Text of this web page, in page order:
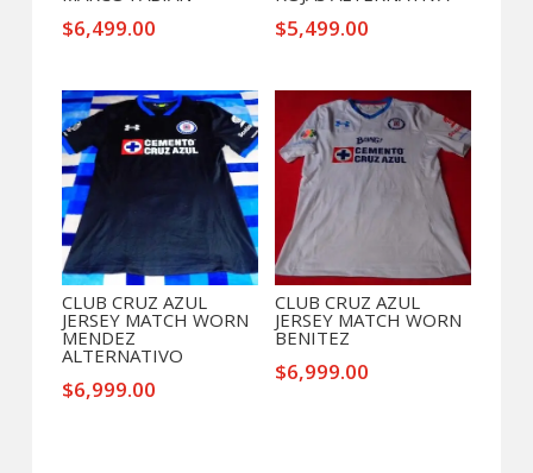
$6,499.00 $5,499.00
CLUB CRUZ AZUL
JERSEY MATCH WORN
MENDEZ
ALTERNATIVO
$6,999.00
CLUB CRUZ AZUL
JERSEY MATCH WORN
BENITEZ
$6,999.00